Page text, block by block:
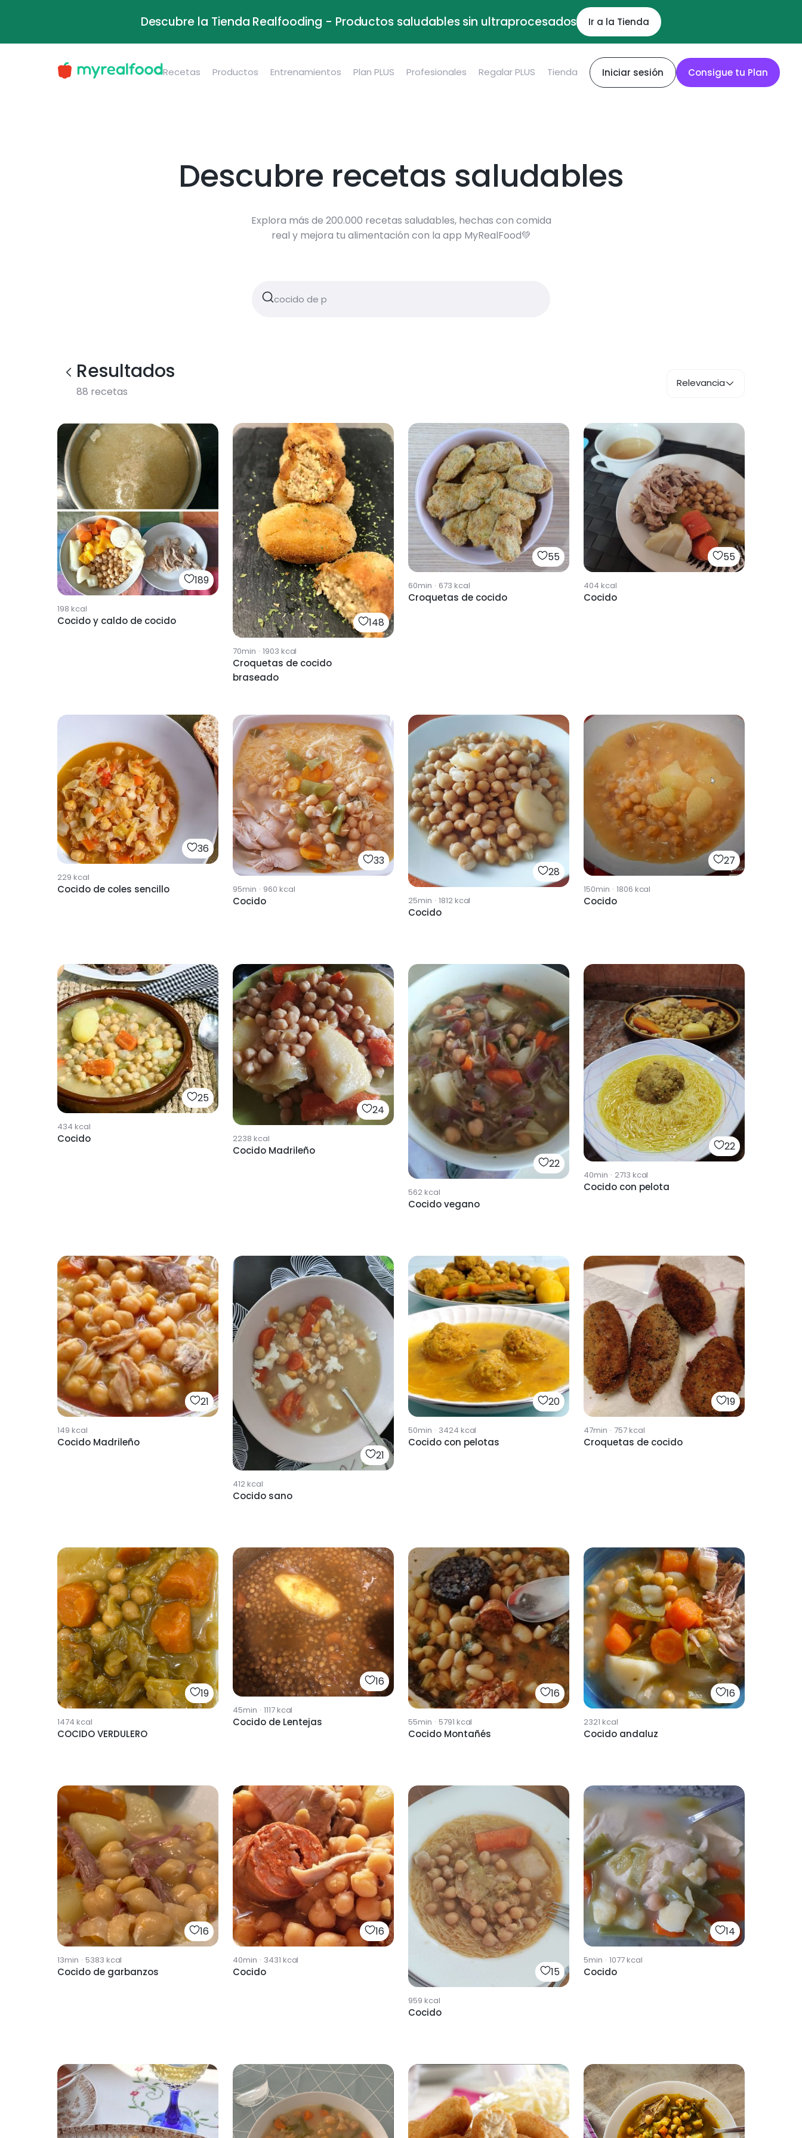
Descubre la Tienda Realfooding - Productos saludables sin ultraprocesados Ir a la Tienda
Recetas Productos Entrenamientos Plan PLUS Profesionales Regalar PLUS Tienda Iniciar sesión Consigue tu Plan
Descubre recetas saludables
Explora más de 200.000 recetas saludables, hechas con comida
real y mejora tu alimentación con la app MyRealFood💚
Resultados
88 recetas
Relevancia
189
198 kcal
Cocido y caldo de cocido 148
70min · 1903 kcal
Croquetas de cocido
braseado
55
60min · 673 kcal
Croquetas de cocido
55
404 kcal
Cocido
36
229 kcal
Cocido de coles sencillo
33
95min · 960 kcal
Cocido
28
25min · 1812kcal
Cocido
27
150min · 1806 kcal
Cocido
25
434 kcal
Cocido
24
2238 kcal
Cocido Madrileño
22
562kcal
Cocido vegano
22
40min · 2713 kcal
Cocido con pelota
21
149 kcal
Cocido Madrileño
21
412kcal
Cocido sano
20
50min · 3424 kcal
Cocido con pelotas
19
47min · 757kcal
Croquetas de cocido
19
1474 kcal
COCIDO VERDULERO
16
45min · 1117kcal
Cocido de Lentejas
16
55min · 5791 kcal
Cocido Montañés
16
2321 kcal
Cocido andaluz
16
13min · 5383 kcal
Cocido de garbanzos
16
40min · 3431 kcal
Cocido 15
959 kcal
Cocido
14
5min · 1077kcal
Cocido